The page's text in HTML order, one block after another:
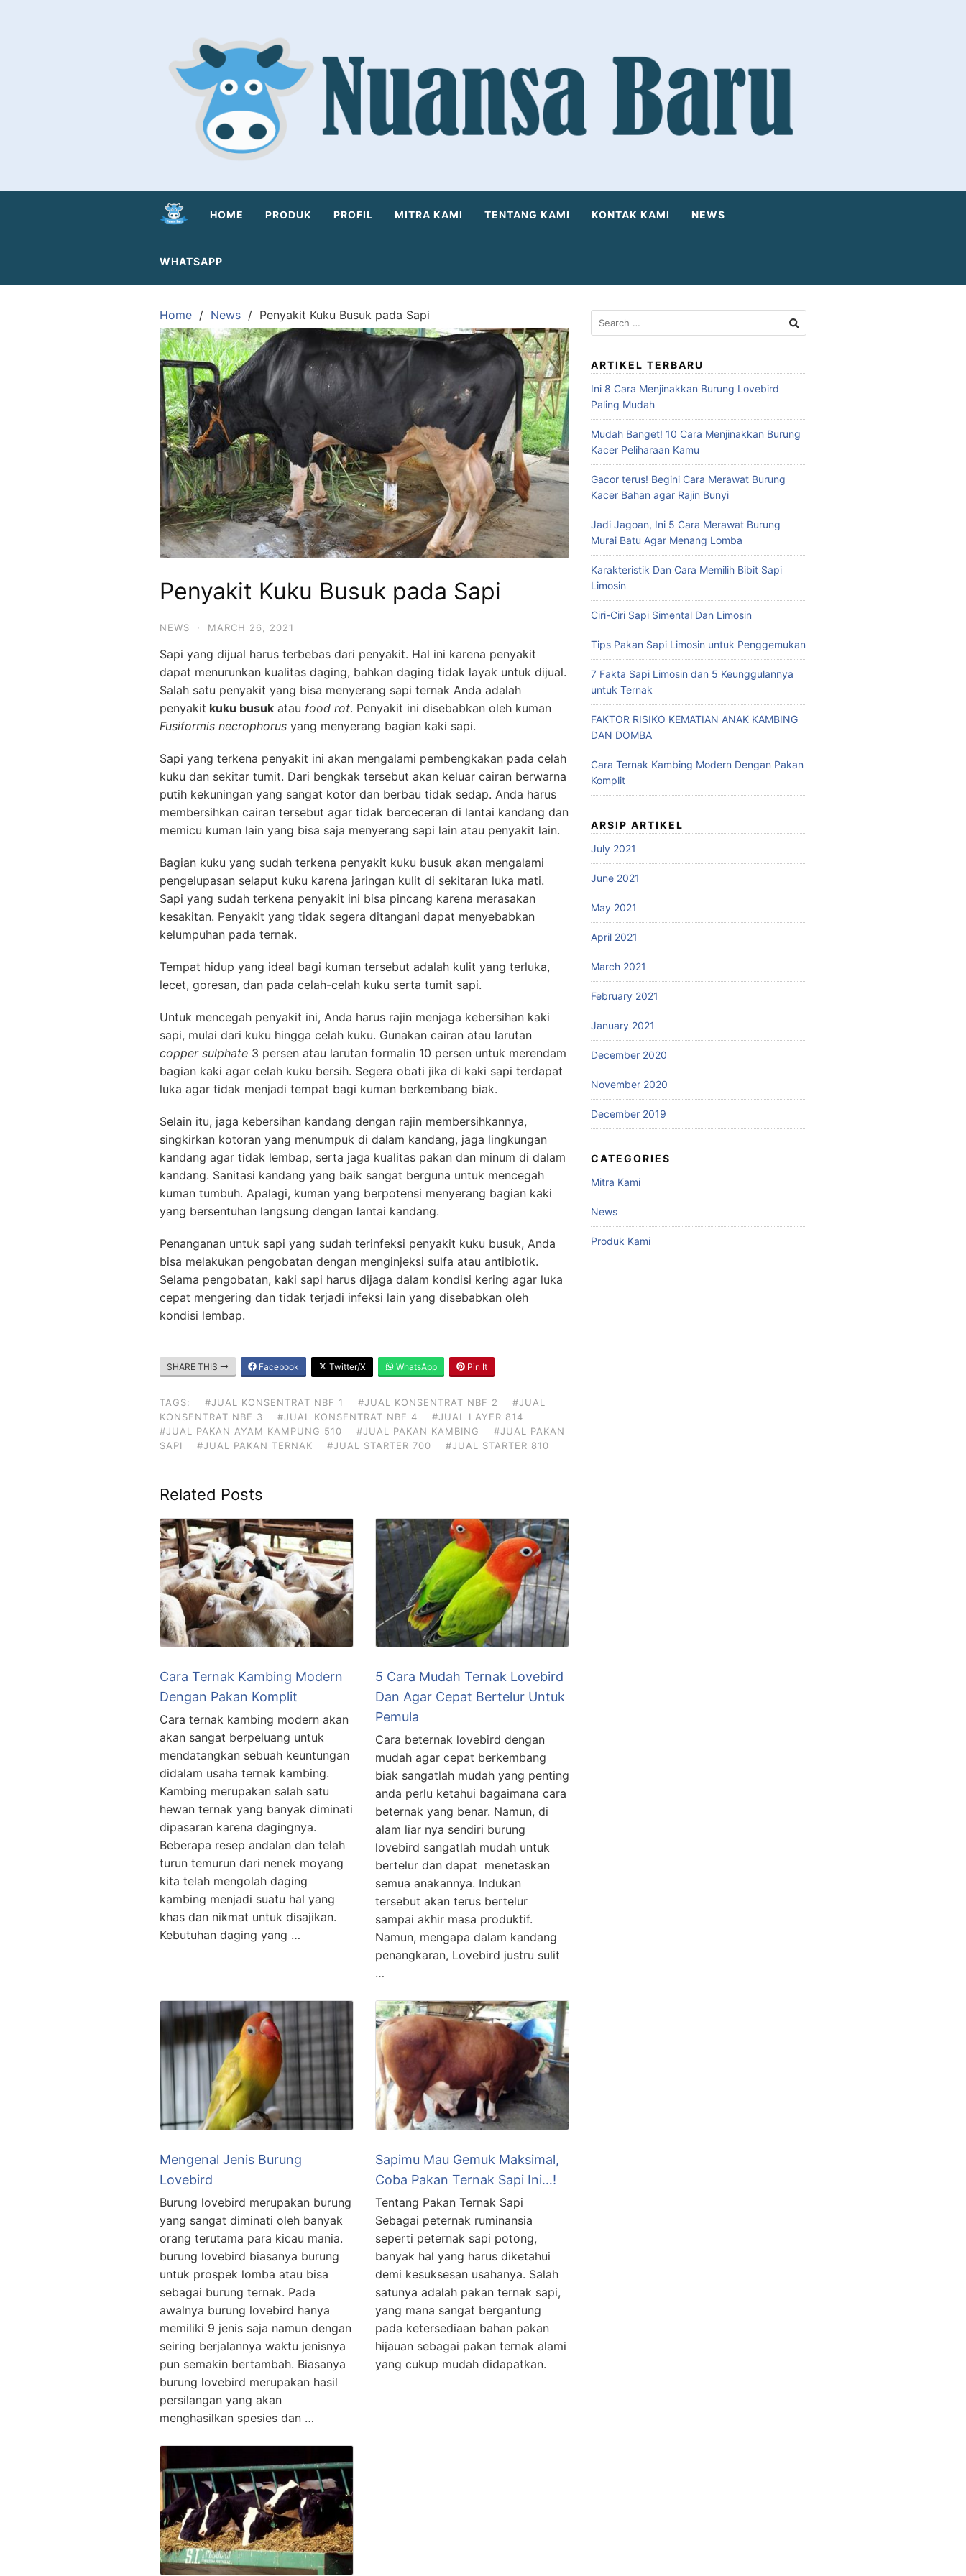
HOME PRODUK PROFIL MITRA KAMI TENTANG KAMI KONTAK KAMI NEWS
WHATSAPP
Home News Penyakit Kuku Busuk pada Sapi
Penyakit Kuku Busuk pada Sapi
NEWS · MARCH 26, 2021
Sapi yang dijual harus terbebas dari penyakit. Hal ini karena penyakit
dapat menurunkan kualitas daging, bahkan daging tidak layak untuk dijual.
Salah satu penyakit yang bisa menyerang sapi ternak Anda adalah
penyakit kuku busuk atau food rot. Penyakit ini disebabkan oleh kuman
Fusiformis necrophorus yang menyerang bagian kaki sapi.
Sapi yang terkena penyakit ini akan mengalami pembengkakan pada celah
kuku dan sekitar tumit. Dari bengkak tersebut akan keluar cairan berwarna
putih kekuningan yang sangat kotor dan berbau tidak sedap. Anda harus
membersihkan cairan tersebut agar tidak berceceran di lantai kandang dan
memicu kuman lain yang bisa saja menyerang sapi lain atau penyakit lain.
Bagian kuku yang sudah terkena penyakit kuku busuk akan mengalami
pengelupasan selaput kuku karena jaringan kulit di sekitaran luka mati.
Sapi yang sudah terkena penyakit ini bisa pincang karena merasakan
kesakitan. Penyakit yang tidak segera ditangani dapat menyebabkan
kelumpuhan pada ternak.
Tempat hidup yang ideal bagi kuman tersebut adalah kulit yang terluka,
lecet, goresan, dan pada celah-celah kuku serta tumit sapi.
Untuk mencegah penyakit ini, Anda harus rajin menjaga kebersihan kaki
sapi, mulai dari kuku hingga celah kuku. Gunakan cairan atau larutan
copper sulphate 3 persen atau larutan formalin 10 persen untuk merendam
bagian kaki agar celah kuku bersih. Segera obati jika di kaki sapi terdapat
luka agar tidak menjadi tempat bagi kuman berkembang biak.
Selain itu, jaga kebersihan kandang dengan rajin membersihkannya,
singkirkan kotoran yang menumpuk di dalam kandang, jaga lingkungan
kandang agar tidak lembap, serta jaga kualitas pakan dan minum di dalam
kandang. Sanitasi kandang yang baik sangat berguna untuk mencegah
kuman tumbuh. Apalagi, kuman yang berpotensi menyerang bagian kaki
yang bersentuhan langsung dengan lantai kandang.
Penanganan untuk sapi yang sudah terinfeksi penyakit kuku busuk, Anda
bisa melakukan pengobatan dengan menginjeksi sulfa atau antibiotik.
Selama pengobatan, kaki sapi harus dijaga dalam kondisi kering agar luka
cepat mengering dan tidak terjadi infeksi lain yang disebabkan oleh
kondisi lembap.
SHARE THIS Facebook Twitter/X WhatsApp Pin It
TAGS: #JUAL KONSENTRAT NBF 1 #JUAL KONSENTRAT NBF 2
#JUAL
KONSENTRAT NBF 3
#JUAL KONSENTRAT NBF 4
#JUAL LAYER 814
#JUAL PAKAN AYAM KAMPUNG 510
#JUAL PAKAN KAMBING
#JUAL PAKAN
SAPI
#JUAL PAKAN TERNAK #JUAL STARTER 700 #JUAL STARTER 810
Related Posts
Cara Ternak Kambing Modern
Dengan Pakan Komplit
Cara ternak kambing modern akan
akan sangat berpeluang untuk
mendatangkan sebuah keuntungan
didalam usaha ternak kambing.
Kambing merupakan salah satu
hewan ternak yang banyak diminati
dipasaran karena dagingnya.
Beberapa resep andalan dan telah
turun temurun dari nenek moyang
kita telah mengolah daging
kambing menjadi suatu hal yang
khas dan nikmat untuk disajikan.
Kebutuhan daging yang …
5 Cara Mudah Ternak Lovebird
Dan Agar Cepat Bertelur Untuk
Pemula
Cara beternak lovebird dengan
mudah agar cepat berkembang
biak sangatlah mudah yang penting
anda perlu ketahui bagaimana cara
beternak yang benar. Namun, di
alam liar nya sendiri burung
lovebird sangatlah mudah untuk
bertelur dan dapat menetaskan
semua anakannya. Indukan
tersebut akan terus bertelur
sampai akhir masa produktif.
Namun, mengapa dalam kandang
penangkaran, Lovebird justru sulit
…
Mengenal Jenis Burung
Lovebird
Burung lovebird merupakan burung
yang sangat diminati oleh banyak
orang terutama para kicau mania.
burung lovebird biasanya burung
untuk prospek lomba atau bisa
sebagai burung ternak. Pada
awalnya burung lovebird hanya
memiliki 9 jenis saja namun dengan
seiring berjalannya waktu jenisnya
pun semakin bertambah. Biasanya
burung lovebird merupakan hasil
persilangan yang akan
menghasilkan spesies dan …
Sapimu Mau Gemuk Maksimal,
Coba Pakan Ternak Sapi Ini…!
Tentang Pakan Ternak Sapi
Sebagai peternak ruminansia
seperti peternak sapi potong,
banyak hal yang harus diketahui
demi kesuksesan usahanya. Salah
satunya adalah pakan ternak sapi,
yang mana sangat bergantung
pada ketersediaan bahan pakan
hijauan sebagai pakan ternak alami
yang cukup mudah didapatkan.
Search
for:
ARTIKEL TERBARU
Ini 8 Cara Menjinakkan Burung Lovebird
Paling Mudah
Mudah Banget! 10 Cara Menjinakkan Burung
Kacer Peliharaan Kamu
Gacor terus! Begini Cara Merawat Burung
Kacer Bahan agar Rajin Bunyi
Jadi Jagoan, Ini 5 Cara Merawat Burung
Murai Batu Agar Menang Lomba
Karakteristik Dan Cara Memilih Bibit Sapi
Limosin
Ciri-Ciri Sapi Simental Dan Limosin
Tips Pakan Sapi Limosin untuk Penggemukan
7 Fakta Sapi Limosin dan 5 Keunggulannya
untuk Ternak
FAKTOR RISIKO KEMATIAN ANAK KAMBING
DAN DOMBA
Cara Ternak Kambing Modern Dengan Pakan
Komplit
ARSIP ARTIKEL
July 2021
June 2021
May 2021
April 2021
March 2021
February 2021
January 2021
December 2020
November 2020
December 2019
CATEGORIES
Mitra Kami
News
Produk Kami